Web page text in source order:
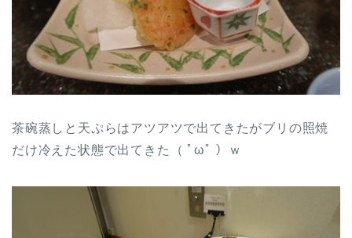
茶碗蒸しと天ぷらはアツアツで出てきたがブリの照焼
だけ冷えた状態で出てきた（ ﾟωﾟ ）ｗ